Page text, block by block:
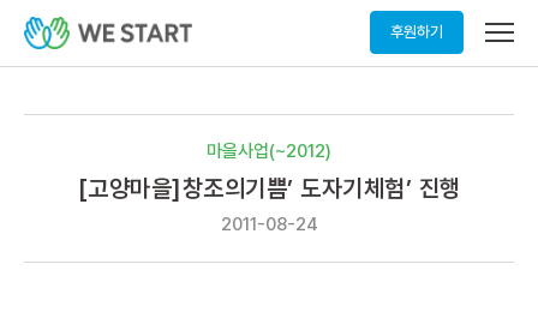
후원하기
메
열
마을사업(~2012)
[고양마을]창조의기쁨’ 도자기체험’ 진행
2011-08-24